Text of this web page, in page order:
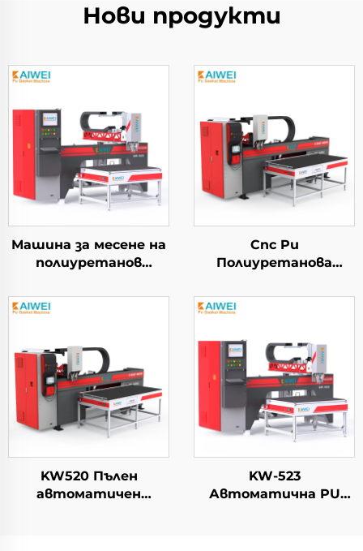
Нови продукти
Машина за месене на
полиуретанов
FIPFG Polyurethane
Foam Gasket Machine
Cnc Pu
Полиуретанова
Прокладка Машина за
Разпространяване и
Електрически
Кабинети
KW520 Пълен
автоматичен
KW-523
Автоматична PU